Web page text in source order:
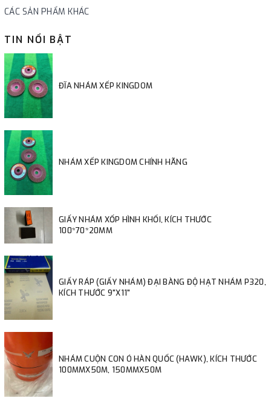
CÁC SẢN PHẨM KHÁC
TIN NỔI BẬT
ĐĨA NHÁM XẾP KINGDOM
NHÁM XẾP KINGDOM CHÍNH HÃNG
GIẤY NHÁM XỐP HÌNH KHỐI, KÍCH THƯỚC
100*70*20MM
GIẤY RÁP (GIẤY NHÁM) ĐẠI BÀNG ĐỘ HẠT NHÁM P320,
KÍCH THƯỚC 9"X11"
NHÁM CUỘN CON Ó HÀN QUỐC (HAWK), KÍCH THƯỚC
100MMX50M, 150MMX50M